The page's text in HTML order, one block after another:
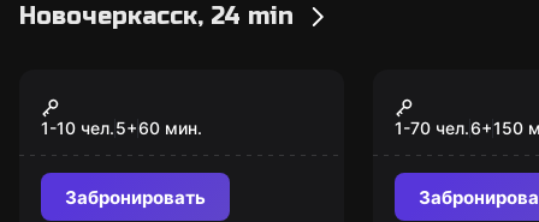
Новочеркасск, 24 min
Лазертаг
1-10 чел.5+60 мин.
Забронировать
Форт
1-70 чел.6+150